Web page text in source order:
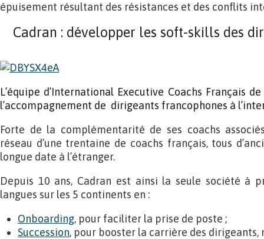
épuisement résultant des résistances et des conflits
Cadran : développer les soft-skills des
L’équipe d’International Executive Coachs Français
l’accompagnement de dirigeants francophones à
Forte de la complémentarité de ses coachs
réseau d’une trentaine de coachs français, tous
longue date à l’étranger.
Depuis 10 ans, Cadran est ainsi la seule société à
langues sur les 5 continents en :
Onboarding, pour faciliter la prise de poste ;
Succession, pour booster la carrière des